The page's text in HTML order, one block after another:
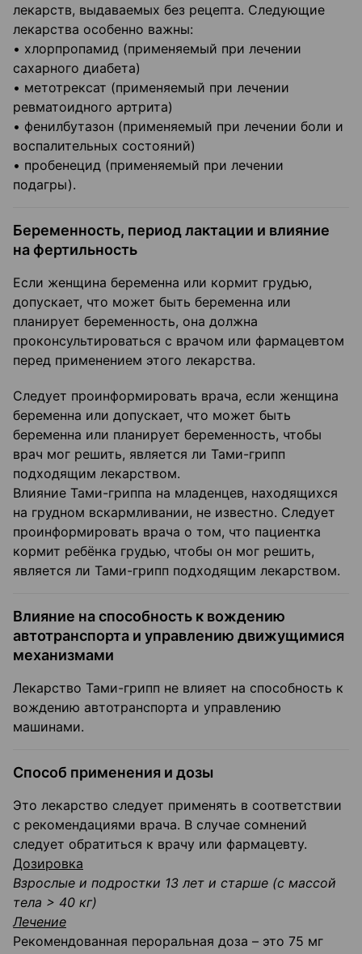
лекарств, выдаваемых без рецепта. Следующие
лекарства особенно важны:
• хлорпропамид (применяемый при лечении
сахарного диабета)
• метотрексат (применяемый при лечении
ревматоидного артрита)
• фенилбутазон (применяемый при лечении боли и
воспалительных состояний)
• пробенецид (применяемый при лечении
подагры).
Беременность, период лактации и влияние
на фертильность
Если женщина беременна или кормит грудью,
допускает, что может быть беременна или
планирует беременность, она должна
проконсультироваться с врачом или фармацевтом
перед применением этого лекарства.
Следует проинформировать врача, если женщина
беременна или допускает, что может быть
беременна или планирует беременность, чтобы
врач мог решить, является ли Тами-грипп
подходящим лекарством.
Влияние Тами-гриппа на младенцев, находящихся
на грудном вскармливании, не известно. Следует
проинформировать врача о том, что пациентка
кормит ребёнка грудью, чтобы он мог решить,
является ли Тами-грипп подходящим лекарством.
Влияние на способность к вождению
автотранспорта и управлению движущимися
механизмами
Лекарство Тами-грипп не влияет на способность к
вождению автотранспорта и управлению
машинами.
Способ применения и дозы
Это лекарство следует применять в соответствии
с рекомендациями врача. В случае сомнений
следует обратиться к врачу или фармацевту.
Дозировка
Взрослые и подростки 13 лет и старше (с массой
тела > 40 кг)
Лечение
Рекомендованная пероральная доза – это 75 мг